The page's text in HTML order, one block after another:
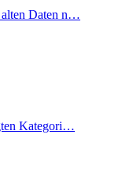
Daten n…
Kategori…